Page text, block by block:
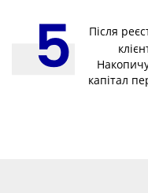
Після
капітал